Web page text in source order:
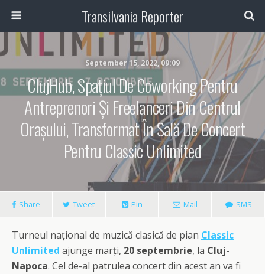
Transilvania Reporter
September 15, 2022, 09:09
ClujHub, Spațiul De Coworking Pentru
Antreprenori Și Freelanceri Din Centrul
Orașului, Transformat În Sală De Concert
Pentru Classic Unlimited
Share Tweet Pin Mail SMS
Turneul național de muzică clasică de pian Classic
Unlimited ajunge marți, 20 septembrie, la Cluj-
Napoca. Cel de-al patrulea concert din acest an va fi